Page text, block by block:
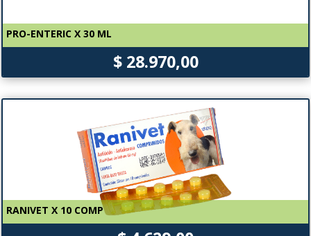
PRO-ENTERIC X 30 ML
$ 28.970,00
RANIVET X 10 COMP